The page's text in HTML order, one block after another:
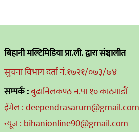
बिहानी मल्टिमिडिया प्रा.ली. द्वारा संञ्चालीत
सुचना विभाग दर्ता नं.१७२१/०७३/७४
सम्पर्क :बुढानिलकण्ठ न.पा १० काठमाडौं
ईमेल : deependrasarum@gmail.com
न्यूज : bihanionline90@gmail.com